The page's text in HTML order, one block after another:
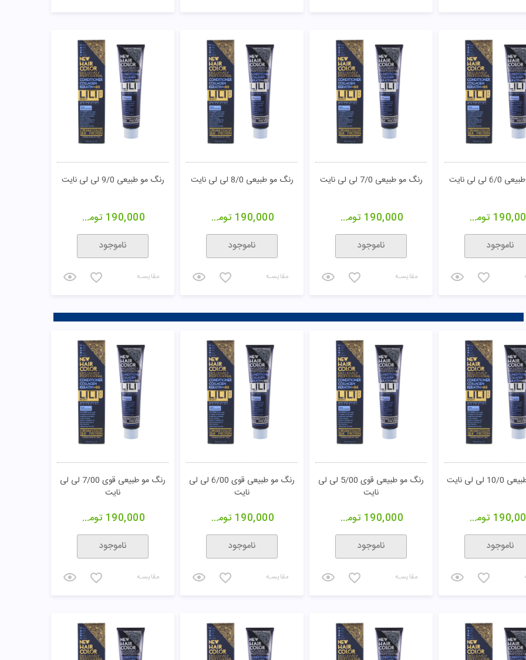
لی لی نایت
تومان
ناموجود
رنگ مو طبیعی 7/0 لی لی نایت
190,000 تومان
ناموجود
مقایسـه
رنگ مو طبیعی 8/0 لی لی نایت
190,000 تومان
ناموجود
مقایسـه
رنگ مو طبیعی 9/0 لی لی نایت
190,000 تومان
ناموجود
مقایسـه
لی نایت
تومان
ناموجود
رنگ مو طبیعی قوی 5/00 لی لی
نایت
190,000 تومان
ناموجود
مقایسـه
رنگ مو طبیعی قوی 6/00 لی لی
نایت
190,000 تومان
ناموجود
مقایسـه
رنگ مو طبیعی قوی 7/00 لی لی
نایت
190,000 تومان
ناموجود
مقایسـه